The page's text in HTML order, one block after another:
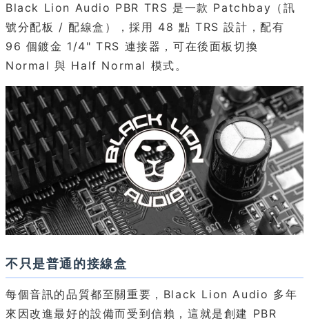
Black Lion Audio PBR TRS 是一款 Patchbay（訊
號分配板 / 配線盒），採用 48 點 TRS 設計，配有
96 個鍍金 1/4" TRS 連接器，可在後面板切換
Normal 與 Half Normal 模式。
不只是普通的接線盒
每個音訊的品質都至關重要，Black Lion Audio 多年
來因改進最好的設備而受到信賴，這就是創建 PBR